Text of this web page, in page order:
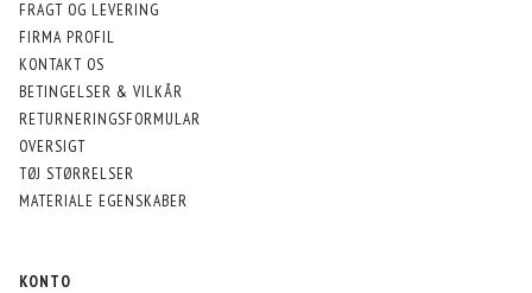
FRAGT OG LEVERING
FIRMA PROFIL
KONTAKT OS
BETINGELSER & VILKÅR
RETURNERINGSFORMULAR
OVERSIGT
TØJ STØRRELSER
MATERIALE EGENSKABER
KONTO